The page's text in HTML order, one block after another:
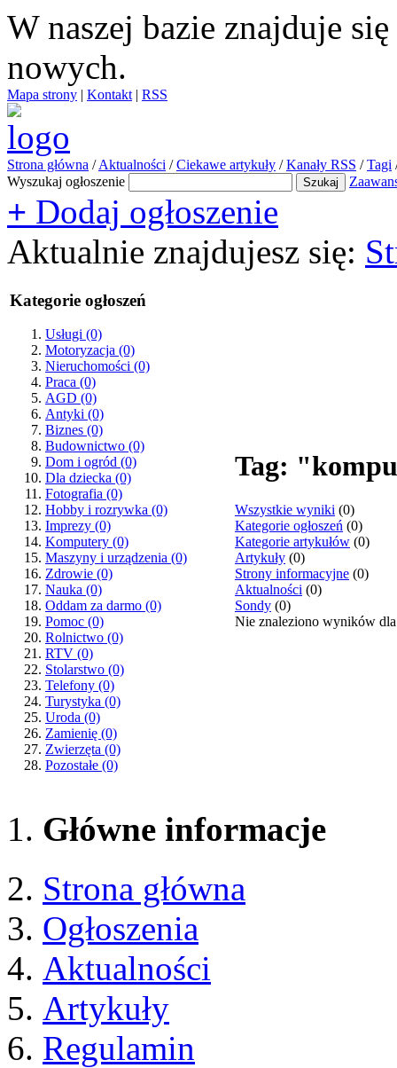
W naszej bazie znajduje się
nowych.
Mapa strony | Kontakt | RSS
Strona główna / Aktualności / Ciekawe artykuły / Kanały RSS / Tagi
Wyszukaj ogłoszenie
+ Dodaj ogłoszenie
Aktualnie znajdujesz się:
Kategorie ogłoszeń
Usługi (0)
Motoryzacja (0)
Nieruchomości (0)
Praca (0)
AGD (0)
Antyki (0)
Biznes (0)
Budownictwo (0)
Dom i ogród (0)
Dla dziecka (0)
Fotografia (0)
Hobby i rozrywka (0)
Imprezy (0)
Komputery (0)
Maszyny i urządzenia (0)
Zdrowie (0)
Nauka (0)
Oddam za darmo (0)
Pomoc (0)
Rolnictwo (0)
RTV (0)
Stolarstwo (0)
Telefony (0)
Turystyka (0)
Uroda (0)
Zamienię (0)
Zwierzęta (0)
Pozostałe (0)
Tag:
Wszystkie wyniki (0)
Kategorie ogłoszeń (0)
Kategorie artykułów (0)
Artykuły (0)
Strony informacyjne (0)
Aktualności (0)
Sondy (0)
Nie znaleziono wyników
Główne informacje
Strona główna
Ogłoszenia
Aktualności
Artykuły
Regulamin